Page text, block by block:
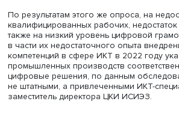
Как пояснила HSE Daily Инна Лола,
импортозамещения тесно
высококвалифицированных кадров,
специалистов, чье отсутствие в
производств стало одной из
проблем. В условиях
задачи формирования